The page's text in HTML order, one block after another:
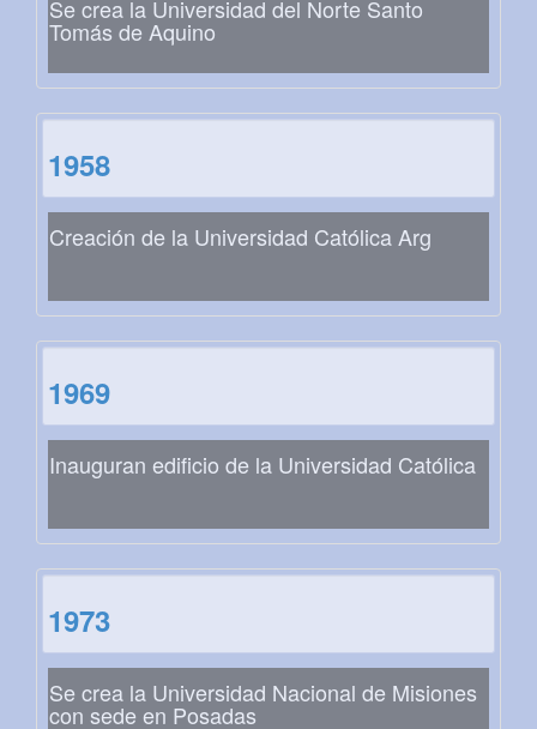
Se crea la Universidad del Norte Santo
Tomás de Aquino
1958
Creación de la Universidad Católica Arg
1969
Inauguran edificio de la Universidad Católica
1973
Se crea la Universidad Nacional de Misiones
con sede en Posadas